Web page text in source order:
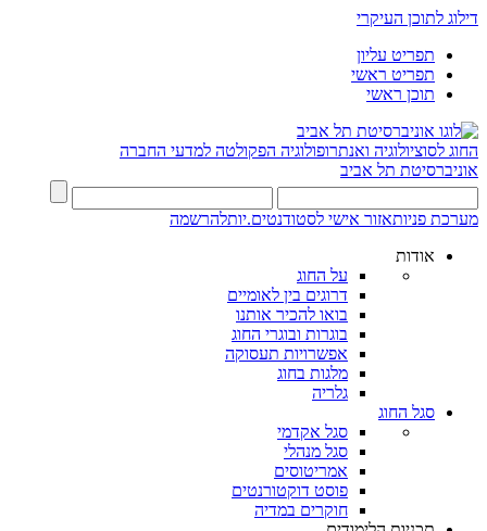
דילוג לתוכן העיקרי
תפריט עליון
תפריט ראשי
תוכן ראשי
החוג לסוציולוגיה ואנתרופולוגיה הפקולטה למדעי החברה
אוניברסיטת תל אביב
מערכת פניותאזור אישי לסטודנטים.יותלהרשמה
אודות
על החוג
דרוגים בין לאומיים
בואו להכיר אותנו
בוגרות ובוגרי החוג
אפשרויות תעסוקה
מלגות בחוג
גלריה
סגל החוג
סגל אקדמי
סגל מנהלי
אמריטוסים
פוסט דוקטורנטים
חוקרים במדיה